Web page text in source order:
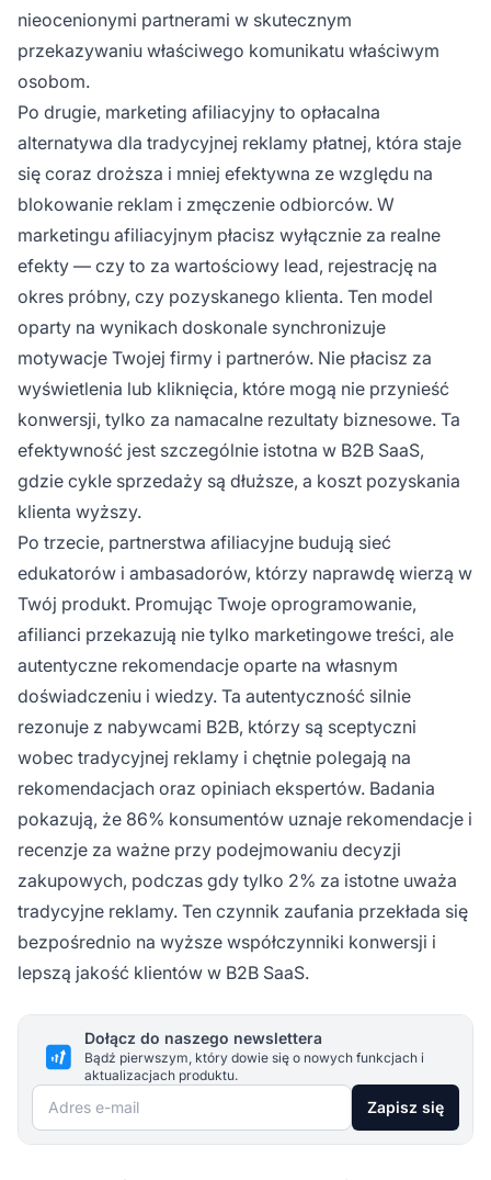
nieocenionymi partnerami w skutecznym
przekazywaniu właściwego komunikatu właściwym
osobom.
Po drugie, marketing afiliacyjny to opłacalna
alternatywa dla tradycyjnej reklamy płatnej, która staje
się coraz droższa i mniej efektywna ze względu na
blokowanie reklam i zmęczenie odbiorców. W
marketingu afiliacyjnym płacisz wyłącznie za realne
efekty — czy to za wartościowy lead, rejestrację na
okres próbny, czy pozyskanego klienta. Ten model
oparty na wynikach doskonale synchronizuje
motywacje Twojej firmy i partnerów. Nie płacisz za
wyświetlenia lub kliknięcia, które mogą nie przynieść
konwersji, tylko za namacalne rezultaty biznesowe. Ta
efektywność jest szczególnie istotna w B2B SaaS,
gdzie cykle sprzedaży są dłuższe, a koszt pozyskania
klienta wyższy.
Po trzecie, partnerstwa afiliacyjne budują sieć
edukatorów i ambasadorów, którzy naprawdę wierzą w
Twój produkt. Promując Twoje oprogramowanie,
afilianci przekazują nie tylko marketingowe treści, ale
autentyczne rekomendacje oparte na własnym
doświadczeniu i wiedzy. Ta autentyczność silnie
rezonuje z nabywcami B2B, którzy są sceptyczni
wobec tradycyjnej reklamy i chętnie polegają na
rekomendacjach oraz opiniach ekspertów. Badania
pokazują, że 86% konsumentów uznaje rekomendacje i
recenzje za ważne przy podejmowaniu decyzji
zakupowych, podczas gdy tylko 2% za istotne uważa
tradycyjne reklamy. Ten czynnik zaufania przekłada się
bezpośrednio na wyższe współczynniki konwersji i
lepszą jakość klientów w B2B SaaS.
Dołącz do naszego newslettera
Bądź pierwszym, który dowie się o nowych funkcjach i
aktualizacjach produktu.
Adres e-mail Zapisz się